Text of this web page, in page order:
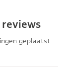
reviews
geplaatst